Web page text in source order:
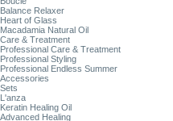
Balance Relaxer
Heart of Glass
Macadamia Natural Oil
Care & Treatment
Professional Care & Treatment
Professional Styling
Professional Endless Summer
Accessories
Sets
L'anza
Keratin Healing Oil
Advanced Healing